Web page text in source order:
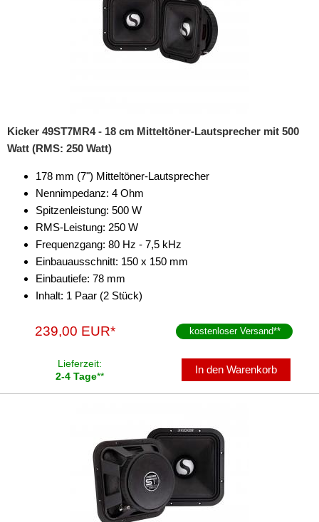
Kicker 49ST7MR4 - 18 cm Mitteltöner-Lautsprecher mit 500
Watt (RMS: 250 Watt)
178 mm (7") Mitteltöner-Lautsprecher
Nennimpedanz: 4 Ohm
Spitzenleistung: 500 W
RMS-Leistung: 250 W
Frequenzgang: 80 Hz - 7,5 kHz
Einbauausschnitt: 150 x 150 mm
Einbautiefe: 78 mm
Inhalt: 1 Paar (2 Stück)
239,00 EUR* kostenloser Versand**
Lieferzeit:
2-4 Tage**
In den Warenkorb